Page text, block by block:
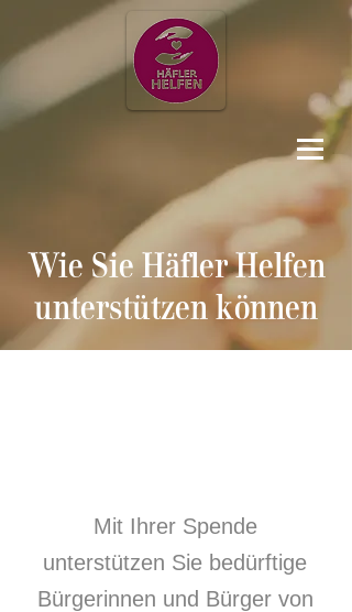
Wie Sie Häfler Helfen
unterstützen können
Mit Ihrer Spende
unterstützen Sie bedürftige
Bürgerinnen und Bürger von